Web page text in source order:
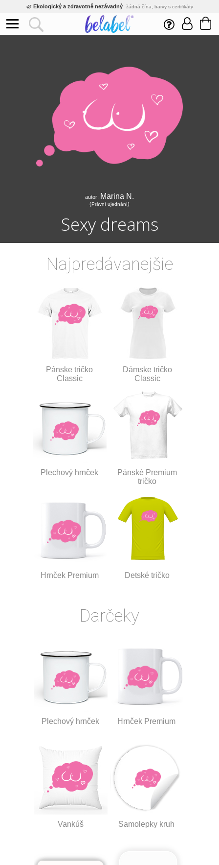
🌿 Ekologický a zdravotně nezávadný žádná čína, barvy s certifikáty
Inovativní výroba vlastní vývoj, nejnovější technologie
Rychlé dodání expedujeme do 24h
Eshop s tradicí od roku 2010 tisíce spokojených zákazníků
autor: Marina N.
(Právní ujednání)
Sexy dreams
Najpredávanejšie
Pánske tričko
Classic
Dámske tričko
Classic
Plechový hrnček
Pánské Premium
tričko
Hrnček Premium Detské tričko
Darčeky
Plechový hrnček Hrnček Premium
Vankúš Samolepky kruh